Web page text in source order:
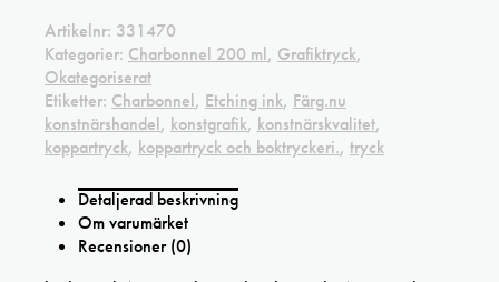
Artikelnr: 331470
Kategorier: Charbonnel 200 ml, Grafiktryck,
Okategoriserat
Etiketter: Charbonnel, Etching ink, Färg.nu
konstnärshandel, konstgrafik, konstnärskvalitet,
koppartryck, koppartryck och boktryckeri., tryck
Detaljerad beskrivning
Om varumärket
Recensioner (0)